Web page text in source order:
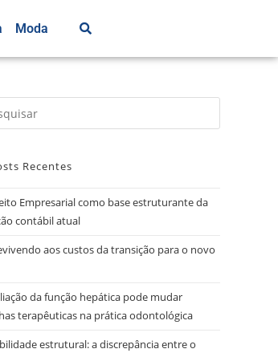
Moda
Recentes
Empresarial como base estruturante da
contábil atual
aos custos da transição para o novo
da função hepática pode mudar
terapêuticas na prática odontológica
estrutural: a discrepância entre o